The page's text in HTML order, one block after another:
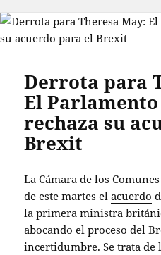
Derrota para
El
rechaza su
Brexit
La Cámara de los
de este martes elacuerdo
la primera ministra
abocando el proceso del
incertidumbre. Se trata de